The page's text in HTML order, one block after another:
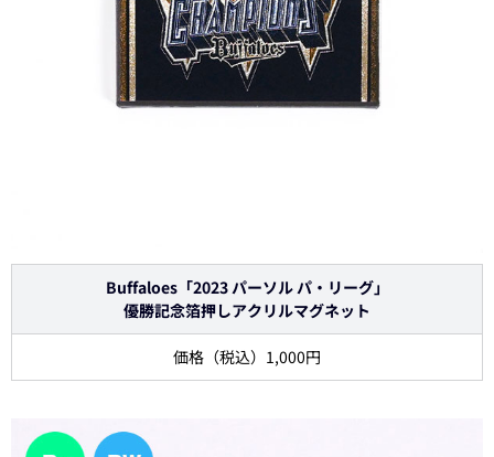
Buffaloes「2023 パーソル パ・リーグ」
優勝記念箔押しアクリルマグネット
価格（税込）1,000円